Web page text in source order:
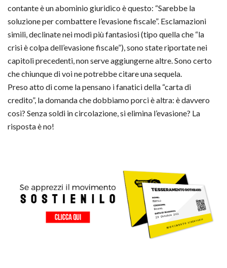
contante è un abominio giuridico è questo: “Sarebbe la
soluzione per combattere l’evasione fiscale”. Esclamazioni
simili, declinate nei modi più fantasiosi (tipo quella che “la
crisi è colpa dell’evasione fiscale”), sono state riportate nei
capitoli precedenti, non serve aggiungerne altre. Sono certo
che chiunque di voi ne potrebbe citare una sequela.
Preso atto di come la pensano i fanatici della “carta di
credito”, la domanda che dobbiamo porci è altra: è davvero
così? Senza soldi in circolazione, si elimina l’evasione? La
risposta è no!